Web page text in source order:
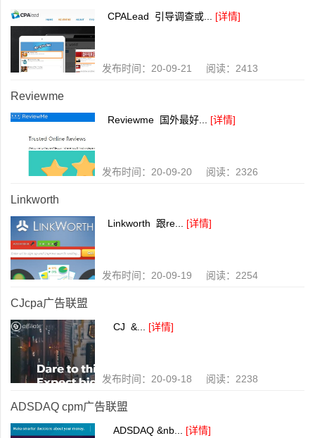
CPALead 引导调查或... [详情]
发布时间：20-09-21 阅读：2413
Reviewme
Reviewme 国外最好... [详情]
发布时间：20-09-20 阅读：2326
Linkworth
Linkworth 跟re... [详情]
发布时间：20-09-19 阅读：2254
CJcpa广告联盟
CJ &... [详情]
发布时间：20-09-18 阅读：2238
ADSDAQ cpm广告联盟
ADSDAQ &nb... [详情]